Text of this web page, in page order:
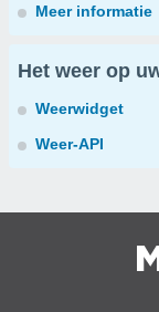
Meer informatie
Het weer op
Weerwidget
Weer-API